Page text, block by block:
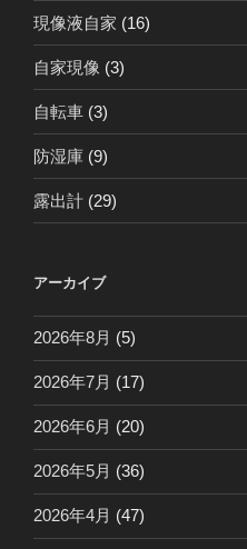
現像液自家 (16)
自家現像 (3)
自転車 (3)
防湿庫 (9)
露出計 (29)
アーカイブ
2026年8月 (5)
2026年7月 (17)
2026年6月 (20)
2026年5月 (36)
2026年4月 (47)